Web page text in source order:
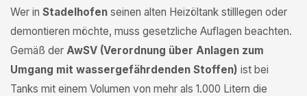
Wer in Stadelhofen seinen alten Heizöltank stilllegen oder
demontieren möchte, muss gesetzliche Auflagen beachten.
Gemäß der AwSV (Verordnung über Anlagen zum
Umgang mit wassergefährdenden Stoffen) ist bei
Tanks mit einem Volumen von mehr als 1.000 Litern die